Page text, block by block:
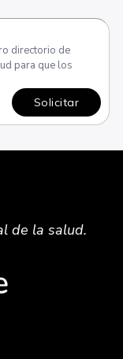
directorio de
para que los
Solicitar
de la salud.